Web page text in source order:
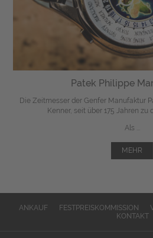
Patek Philippe
Die Zeitmesser der Genfer Manufaktur
Kenner, seit über 175 Jahren zu
Als ...
MEHR
ANKAUF FESTPREISKOMMISSION
KONTAKT